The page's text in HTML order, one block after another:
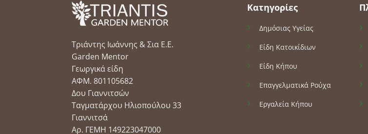
πολλαπλές
παραλλαγές.
Οι
μπορούν
στη
του
Τριάντης Ιωάννης & Σια Ε.Ε.
Garden Mentor
Γεωργικά είδη
ΑΦΜ. 801105682
Δου Γιαννιτσών
Ταγματάρχου Ηλιοπούλου 33
Γιαννιτσά
Αρ. ΓΕΜΗ 149223047000
Κατηγορίες
Δημόσιας Υγείας
Είδη Κατοικίδιων
Είδη Κήπου
Επαγγελματικά Ρούχα
Εργαλεία Κήπου